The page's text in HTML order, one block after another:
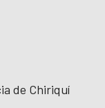
de Chiriquí